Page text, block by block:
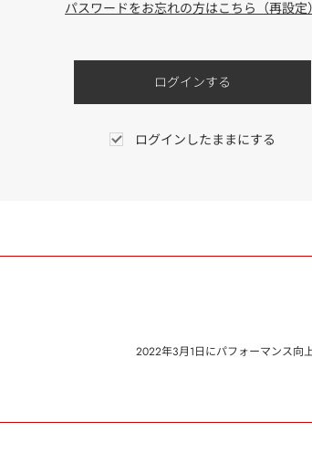
パスワードをお忘れの方はこちら（再設定）
ログインしたままにする
2022年3月1日にパフォーマンス向